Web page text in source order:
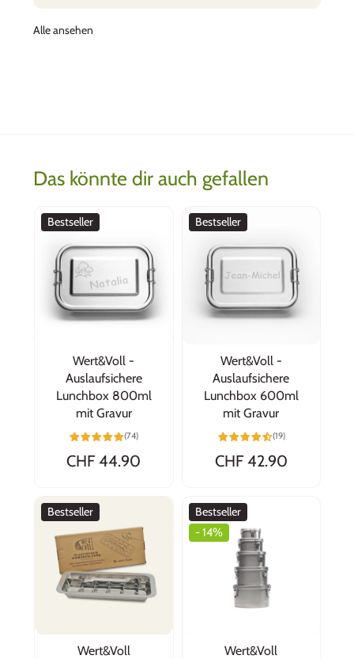
Alle ansehen
Das könnte dir auch gefallen
Bestseller
Wert&Voll -
Auslaufsichere
Lunchbox 800ml
mit Gravur
(74)
CHF 44.90
Bestseller
Wert&Voll -
Auslaufsichere
Lunchbox 600ml
mit Gravur
(19)
CHF 42.90
Bestseller
Wert&Voll
Bestseller
- 14%
Wert&Voll